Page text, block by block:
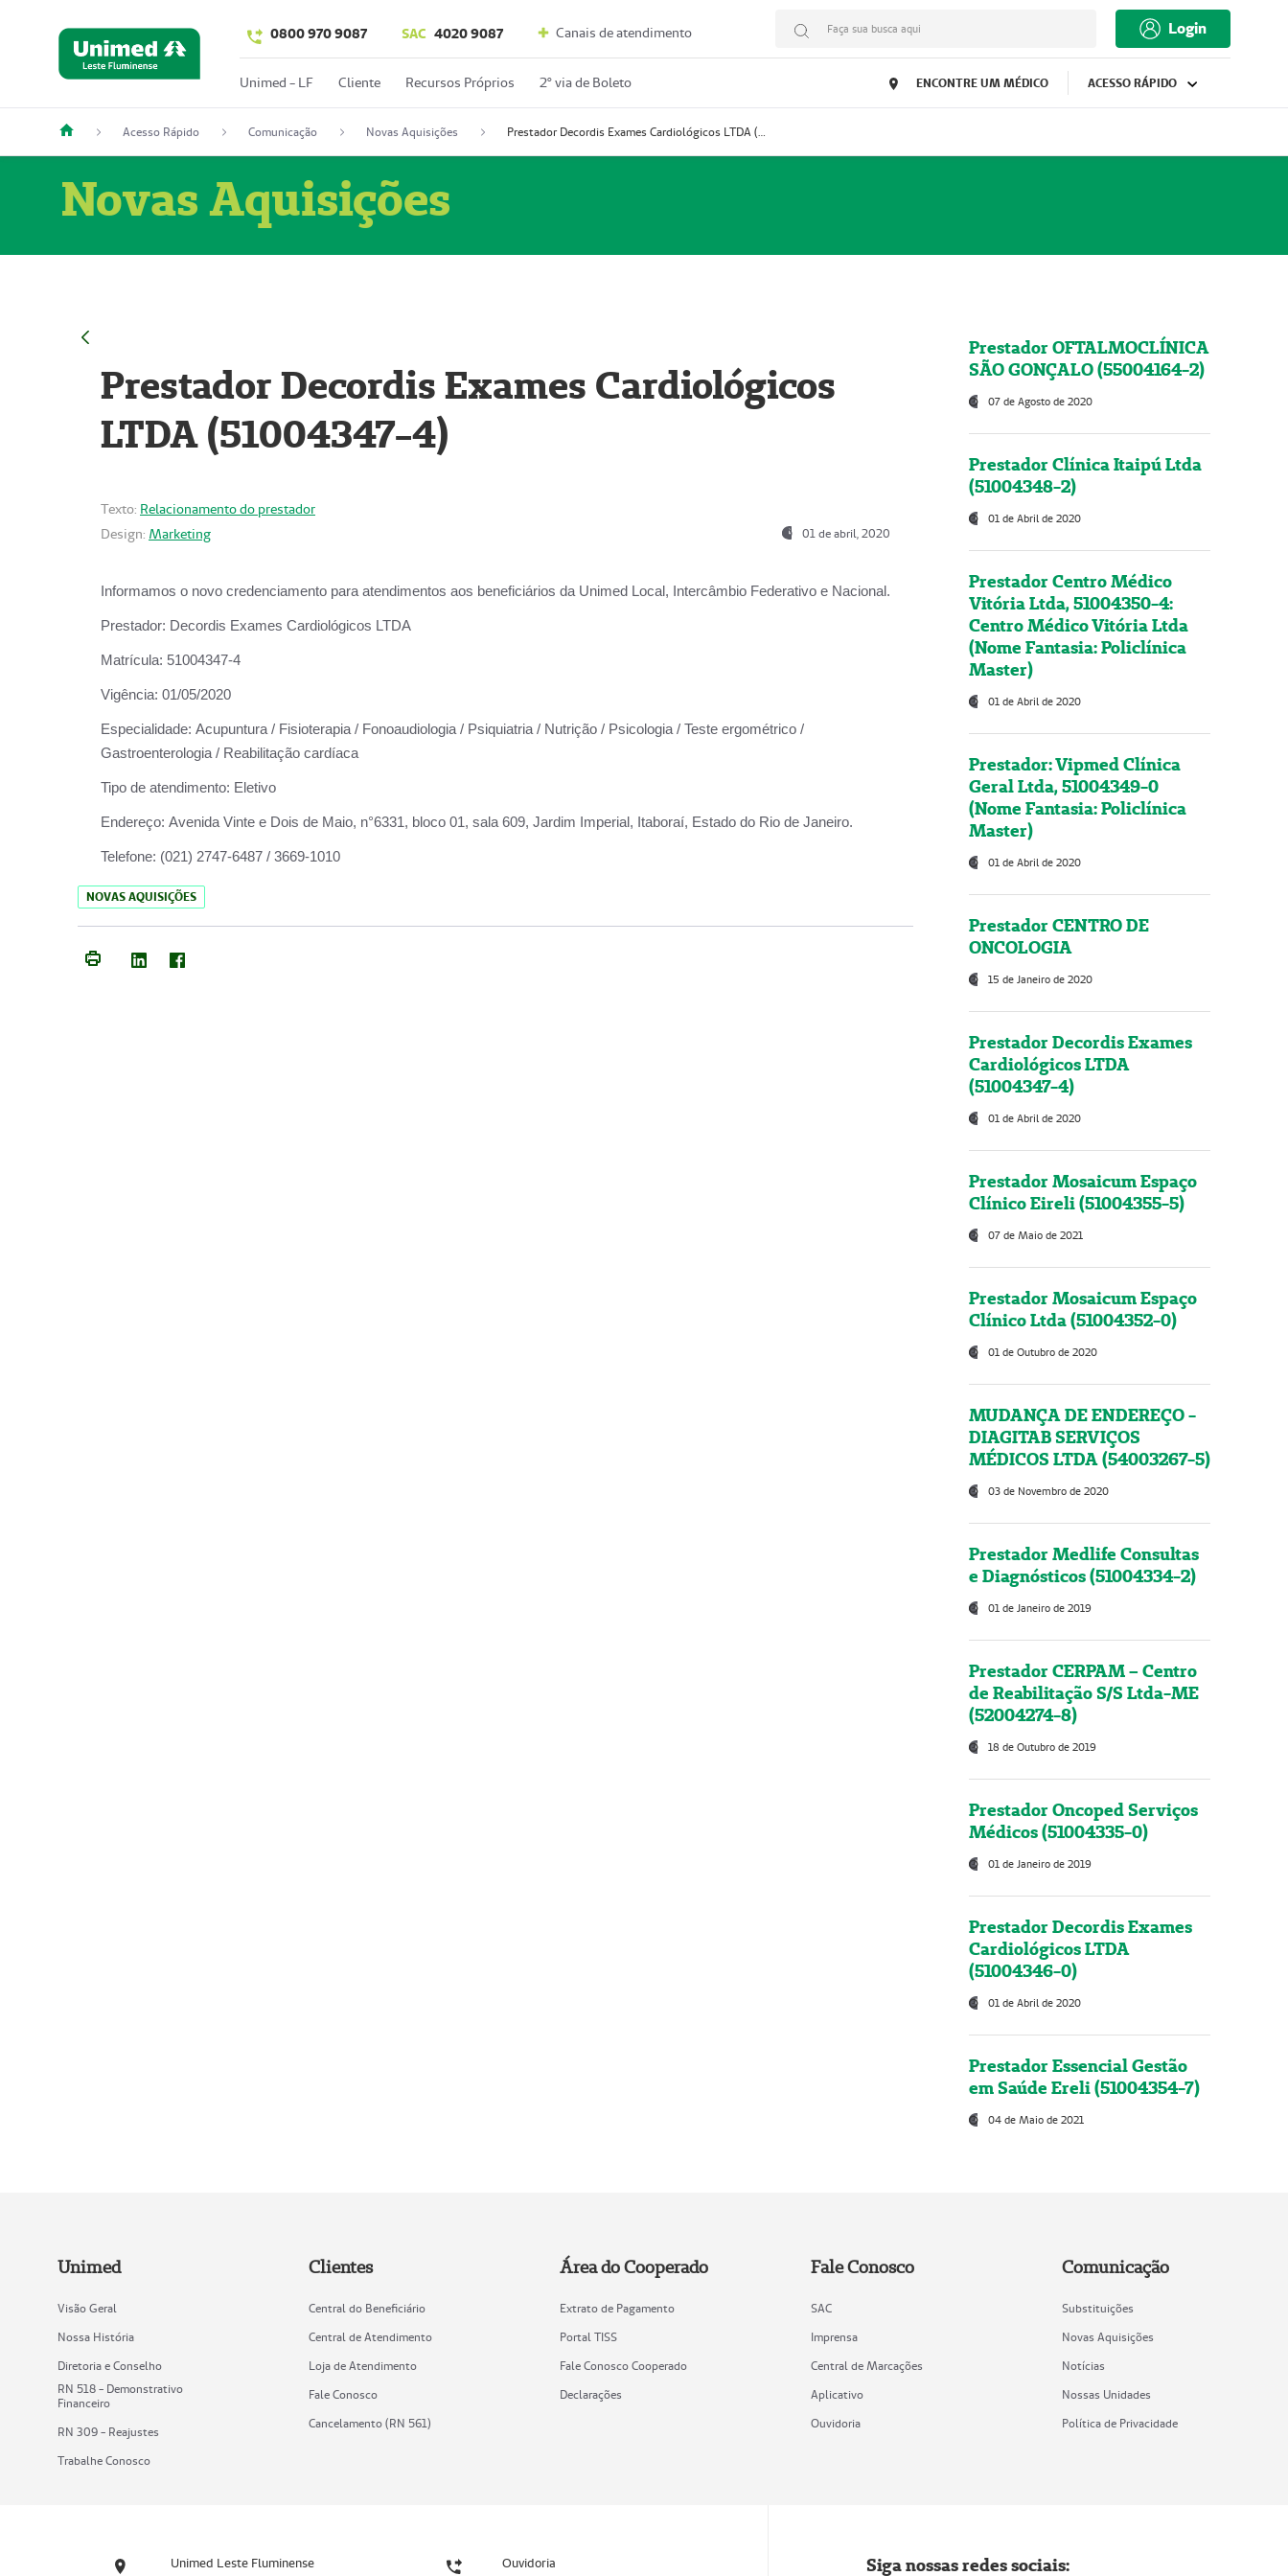
0800 970 9087 SAC 4020 9087 Canais de atendimento Faça sua busca aqui Login
Unimed - LF Cliente Recursos Próprios 2º via de Boleto ENCONTRE UM MÉDICO ACESSO RÁPIDO
Acesso Rápido Comunicação Novas Aquisições Prestador Decordis Exames Cardiológicos LTDA (51004347-4)
Novas Aquisições
Prestador Decordis Exames Cardiológicos
LTDA (51004347-4)
Texto: Relacionamento do prestador
Design: Marketing 01 de abril, 2020
Informamos o novo credenciamento para atendimentos aos beneficiários da Unimed Local, Intercâmbio Federativo e Nacional.
Prestador: Decordis Exames Cardiológicos LTDA
Matrícula: 51004347-4
Vigência: 01/05/2020
Especialidade: Acupuntura / Fisioterapia / Fonoaudiologia / Psiquiatria / Nutrição / Psicologia / Teste ergométrico /
Gastroenterologia / Reabilitação cardíaca
Tipo de atendimento: Eletivo
Endereço: Avenida Vinte e Dois de Maio, n°6331, bloco 01, sala 609, Jardim Imperial, Itaboraí, Estado do Rio de Janeiro.
Telefone: (021) 2747-6487 / 3669-1010
NOVAS AQUISIÇÕES
Prestador OFTALMOCLÍNICA
SÃO GONÇALO (55004164-2)
07 de Agosto de 2020
Prestador Clínica Itaipú Ltda
(51004348-2)
01 de Abril de 2020
Prestador Centro Médico
Vitória Ltda, 51004350-4:
Centro Médico Vitória Ltda
(Nome Fantasia: Policlínica
Master)
01 de Abril de 2020
Prestador: Vipmed Clínica
Geral Ltda, 51004349-0
(Nome Fantasia: Policlínica
Master)
01 de Abril de 2020
Prestador CENTRO DE
ONCOLOGIA
15 de Janeiro de 2020
Prestador Decordis Exames
Cardiológicos LTDA
(51004347-4)
01 de Abril de 2020
Prestador Mosaicum Espaço
Clínico Eireli (51004355-5)
07 de Maio de 2021
Prestador Mosaicum Espaço
Clínico Ltda (51004352-0)
01 de Outubro de 2020
MUDANÇA DE ENDEREÇO -
DIAGITAB SERVIÇOS
MÉDICOS LTDA (54003267-5)
03 de Novembro de 2020
Prestador Medlife Consultas
e Diagnósticos (51004334-2)
01 de Janeiro de 2019
Prestador CERPAM – Centro
de Reabilitação S/S Ltda-ME
(52004274-8)
18 de Outubro de 2019
Prestador Oncoped Serviços
Médicos (51004335-0)
01 de Janeiro de 2019
Prestador Decordis Exames
Cardiológicos LTDA
(51004346-0)
01 de Abril de 2020
Prestador Essencial Gestão
em Saúde Ereli (51004354-7)
04 de Maio de 2021
Unimed
Visão Geral
Nossa História
Diretoria e Conselho
RN 518 - Demonstrativo
Financeiro
RN 309 - Reajustes
Trabalhe Conosco
Clientes
Central do Beneficiário
Central de Atendimento
Loja de Atendimento
Fale Conosco
Cancelamento (RN 561)
Área do Cooperado
Extrato de Pagamento
Portal TISS
Fale Conosco Cooperado
Declarações
Fale Conosco
SAC
Imprensa
Central de Marcações
Aplicativo
Ouvidoria
Comunicação
Substituições
Novas Aquisições
Notícias
Nossas Unidades
Política de Privacidade
Unimed Leste Fluminense Ouvidoria Siga nossas redes sociais: